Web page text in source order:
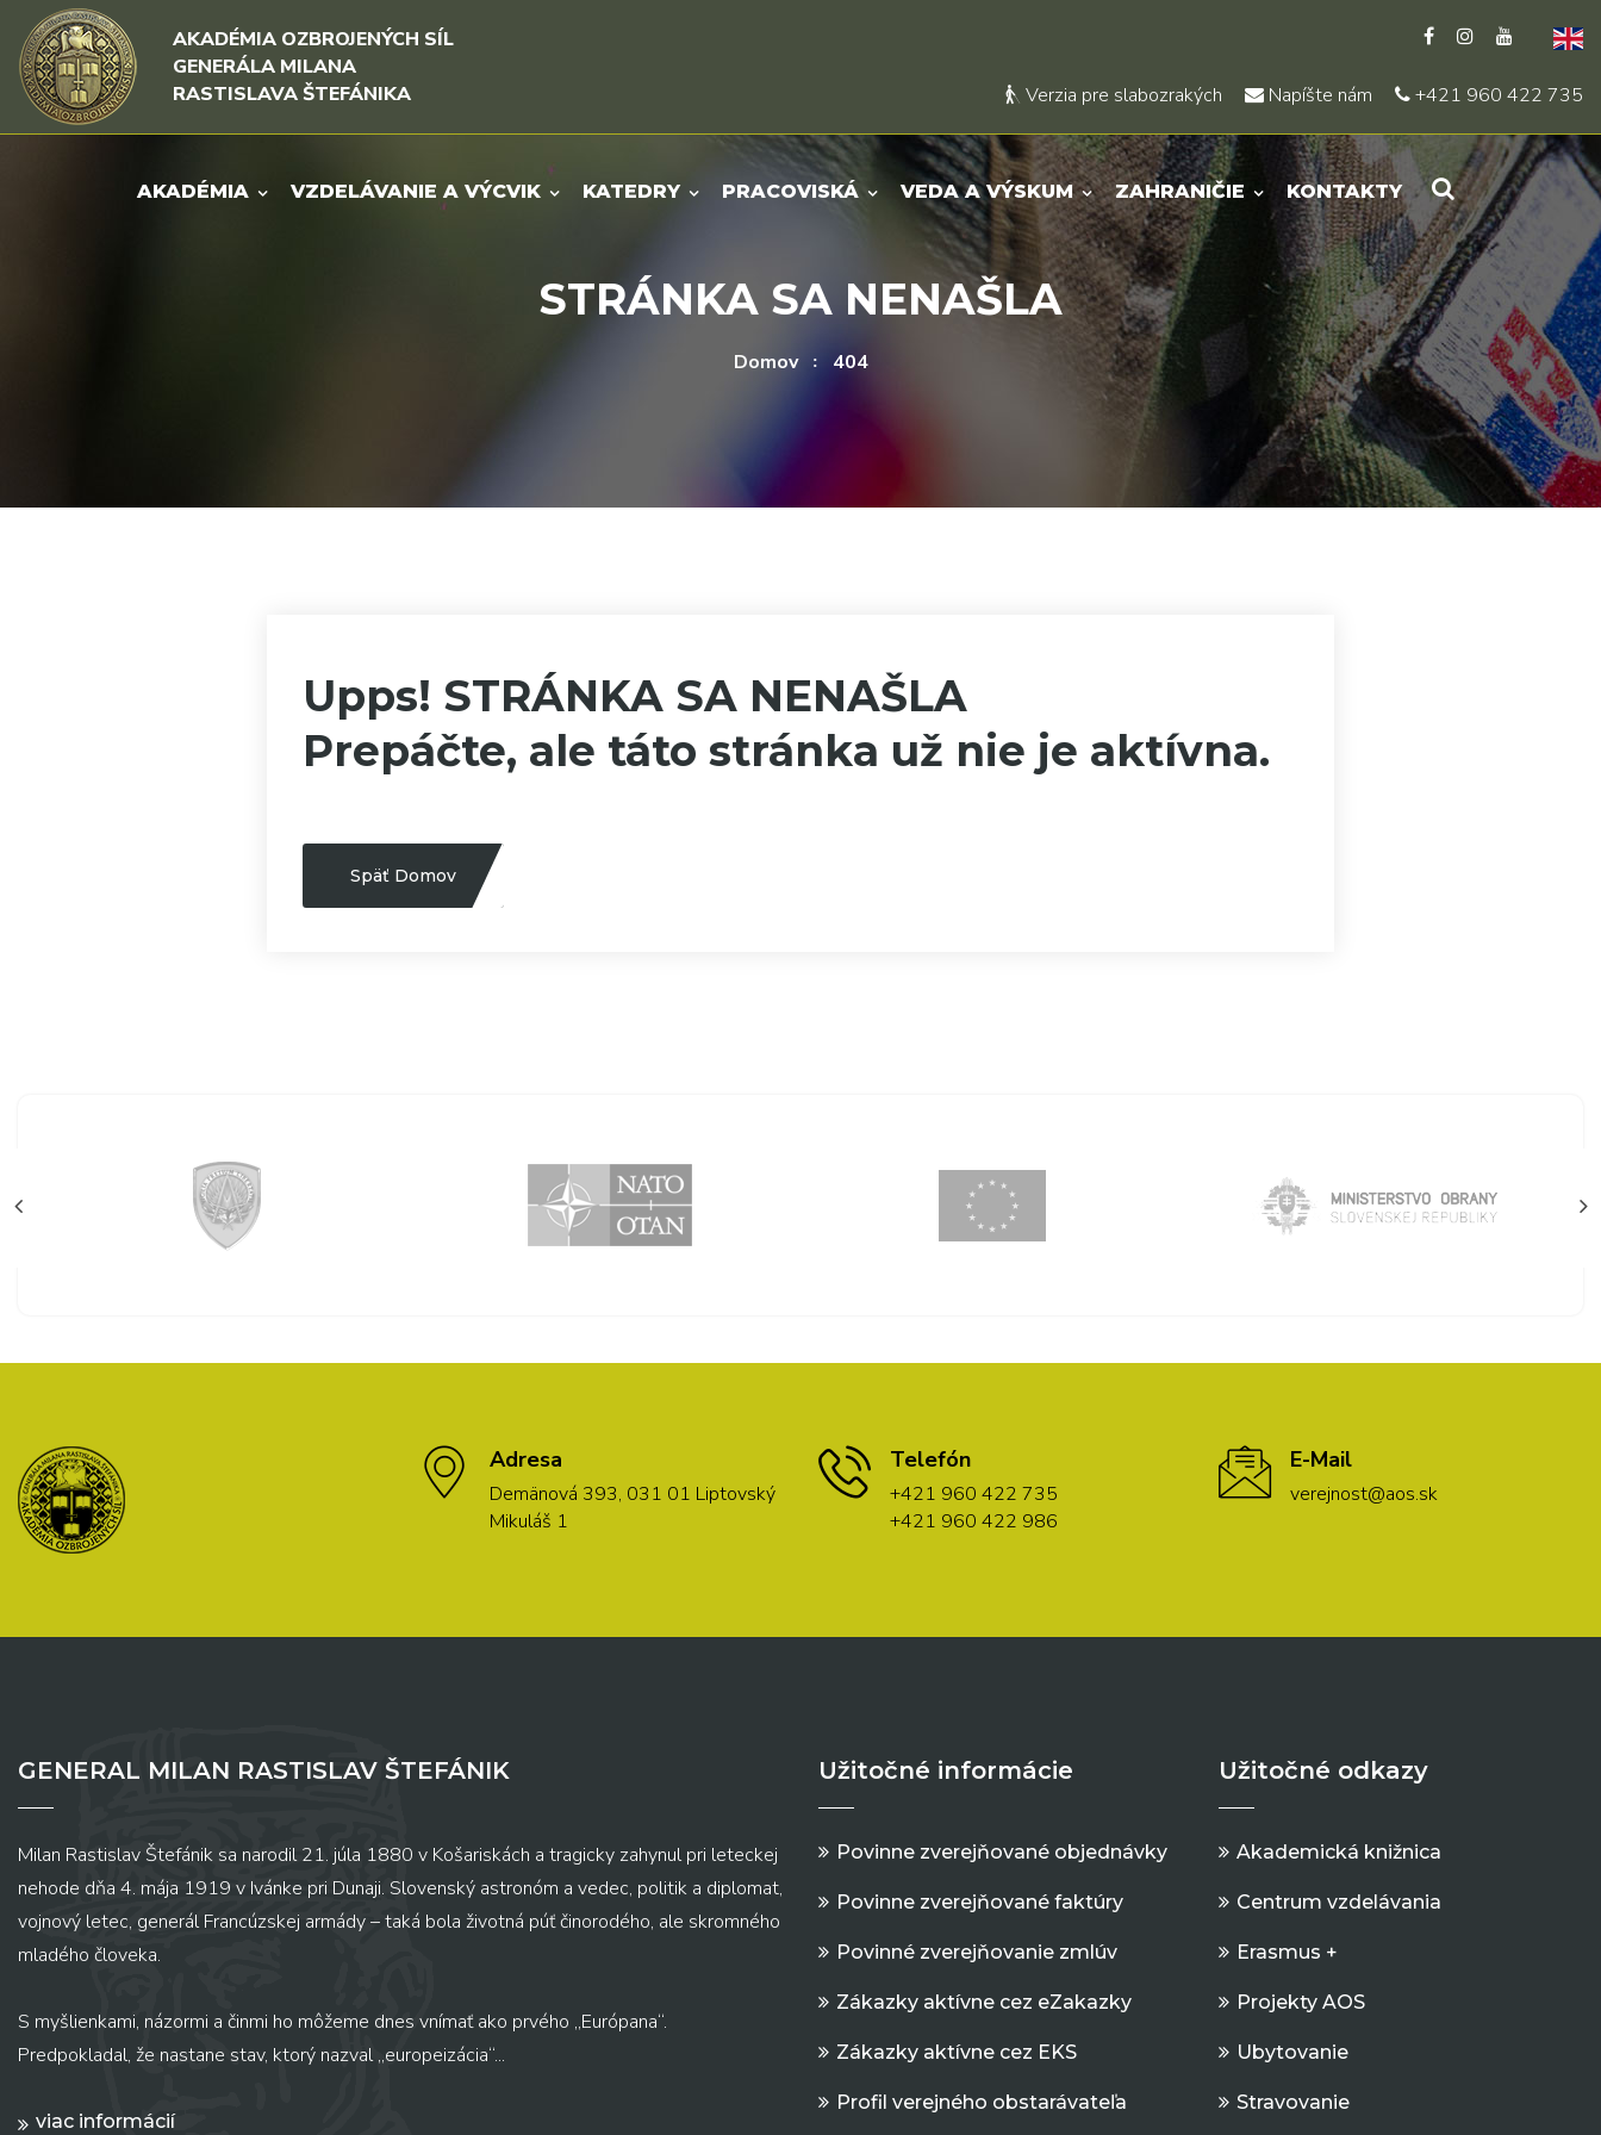
Rovno na obsah
Rovno na menu
AKADÉMIA OZBROJENÝCH SÍL
GENERÁLA MILANA
RASTISLAVA ŠTEFÁNIKA
Verzia pre slabozrakých Napíšte nám +421 960 422 735
AKADÉMIA VZDELÁVANIE A VÝCVIK KATEDRY PRACOVISKÁ VEDA A VÝSKUM ZAHRANIČIE KONTAKTY
STRÁNKA SA NENAŠLA
Domov 404
Upps! STRÁNKA SA NENAŠLA
Prepáčte, ale táto stránka už nie je aktívna.
Späť Domov
Adresa
Demänová 393, 031 01 Liptovský
Mikuláš 1
Telefón
+421 960 422 735
+421 960 422 986
E-Mail
verejnost@aos.sk
GENERAL MILAN RASTISLAV ŠTEFÁNIK
Milan Rastislav Štefánik sa narodil 21. júla 1880 v Košariskách a tragicky zahynul pri leteckej
nehode dňa 4. mája 1919 v Ivánke pri Dunaji. Slovenský astronóm a vedec, politik a diplomat,
vojnový letec, generál Francúzskej armády – taká bola životná púť činorodého, ale skromného
mladého človeka.
S myšlienkami, názormi a činmi ho môžeme dnes vnímať ako prvého „Európana“.
Predpokladal, že nastane stav, ktorý nazval „europeizácia“...
viac informácií
Užitočné informácie
Povinne zverejňované objednávky
Povinne zverejňované faktúry
Povinné zverejňovanie zmlúv
Zákazky aktívne cez eZakazky
Zákazky aktívne cez EKS
Profil verejného obstarávateľa
Užitočné odkazy
Akademická knižnica
Centrum vzdelávania
Erasmus +
Projekty AOS
Ubytovanie
Stravovanie